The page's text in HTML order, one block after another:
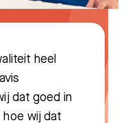
heel
dat goed in
wij dat